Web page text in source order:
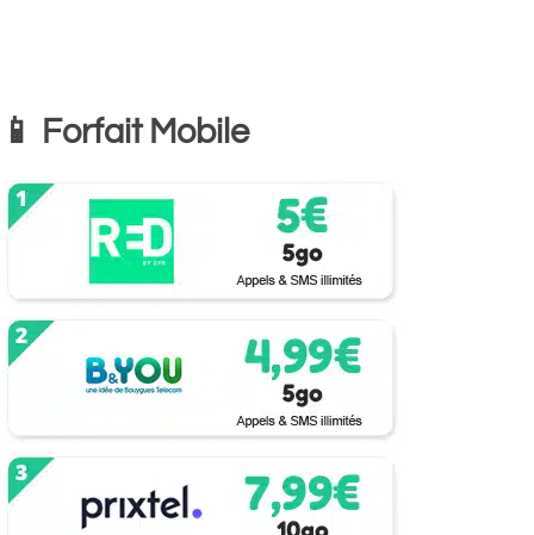
📱 Forfait Mobile